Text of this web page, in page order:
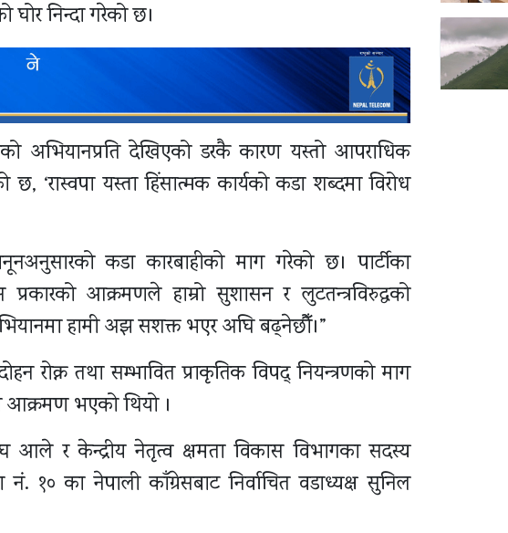
घोर निन्दा गरेको छ।
अभियानप्रति देखिएको डरकै कारण यस्तो आपराधिक
छ, ‘रास्वपा यस्ता हिंसात्मक कार्यको कडा शब्दमा विरोध
कडा कारबाहीको माग गरेको छ। पार्टीका
आक्रमणले हाम्रो सुशासन र लुटतन्त्रविरुद्धको
हामी अझ सशक्त भएर अघि बढ्नेछौँ।”
रोक्न तथा सम्भावित प्राकृतिक विपद् नियन्त्रणको माग
आक्रमण भएको थियो ।
आले र केन्द्रीय नेतृत्व क्षमता विकास विभागका सदस्य
१० का नेपाली काँग्रेसबाट निर्वाचित वडाध्यक्ष सुनिल